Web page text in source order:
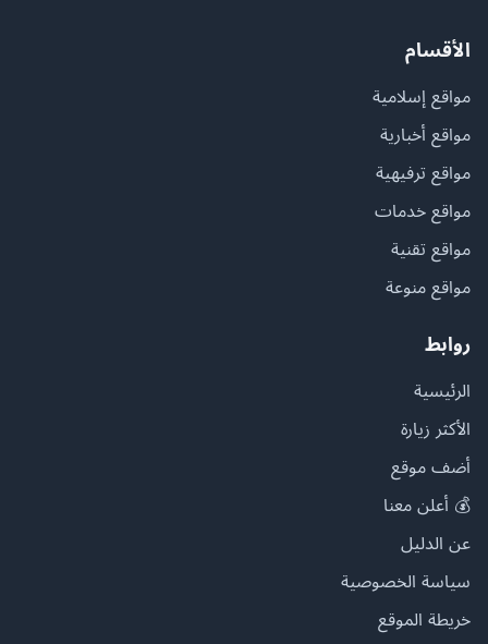
الأقسام
مواقع إسلامية
مواقع أخبارية
مواقع ترفيهية
مواقع خدمات
مواقع تقنية
مواقع منوعة
روابط
الرئيسية
الأكثر زيارة
أضف موقع
💰 أعلن معنا
عن الدليل
سياسة الخصوصية
خريطة الموقع